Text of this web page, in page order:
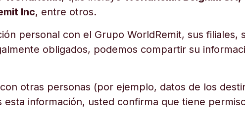
Inc, entre otros.
personal con el Grupo WorldRemit, sus filiales,
obligados, podemos compartir su
otras personas (por ejemplo, datos de los
información, usted confirma que tiene